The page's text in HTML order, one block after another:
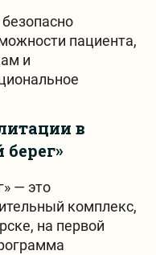
пациента,
и
в
— это
комплекс,
на первой